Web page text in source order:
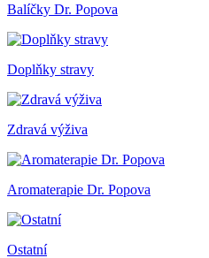
Balíčky Dr. Popova
Doplňky stravy
Zdravá výživa
Aromaterapie Dr. Popova
Ostatní